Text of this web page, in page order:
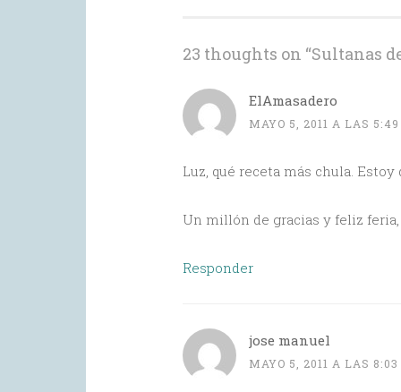
23 thoughts on “Sultanas
ElAmasadero
MAYO 5, 2011 A LAS
Luz, qué receta más chula. Estoy
Un millón de gracias y feliz
Responder
jose manuel
MAYO 5, 2011 A LAS 8:03